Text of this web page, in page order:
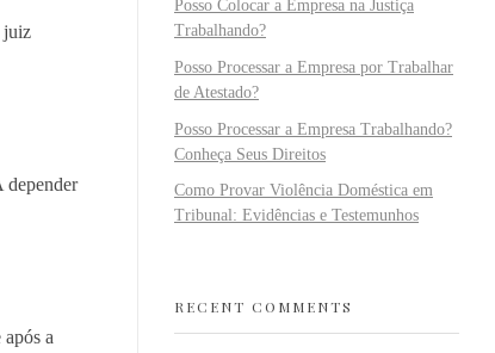
juiz
depender
a
Posso Colocar a Empresa na Justiça
Trabalhando?
Posso Processar a Empresa por Trabalhar
de Atestado?
Posso Processar a Empresa Trabalhando?
Conheça Seus Direitos
Como Provar Violência Doméstica em
Tribunal: Evidências e Testemunhos
RECENT COMMENTS